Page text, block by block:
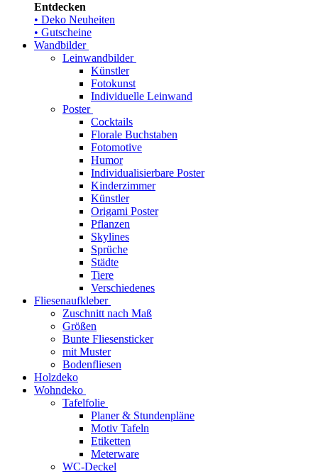
Entdecken
• Deko Neuheiten
• Gutscheine
Wandbilder
Leinwandbilder
Künstler
Fotokunst
Individuelle Leinwand
Poster
Cocktails
Florale Buchstaben
Fotomotive
Humor
Individualisierbare Poster
Kinderzimmer
Künstler
Origami Poster
Pflanzen
Skylines
Sprüche
Städte
Tiere
Verschiedenes
Fliesenaufkleber
Zuschnitt nach Maß
Größen
Bunte Fliesensticker
mit Muster
Bodenfliesen
Holzdeko
Wohndeko
Tafelfolie
Planer & Stundenpläne
Motiv Tafeln
Etiketten
Meterware
WC-Deckel